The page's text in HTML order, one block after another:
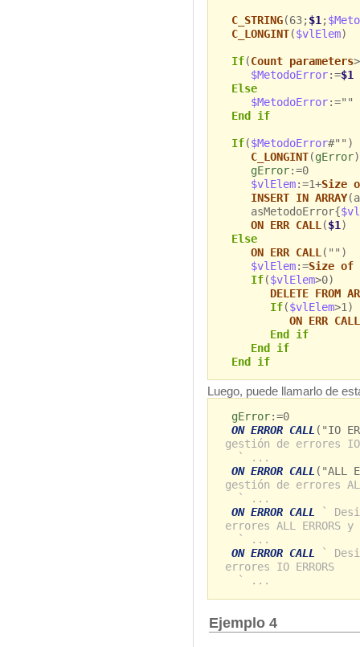
C_STRING(63;$1 ;
C_LONGINT($vlElem)
If(Count parameters
$MetodoError:=$1
Else
$MetodoError:=""
End if
If($MetodoError#"")
C_LONGINT(gError)
gError:=0
$vlElem:=1+Size
INSERT IN ARRAY
asMetodoError{
ON ERR CALL ($1 )
Else
ON ERR CALL ("")
$vlElem:=Size of
If($vlElem>0)
DELETE FROM
If($vlElem>1)
ON ERR CALL
End if
End if
End if
Luego, puede llamarlo de
gError:=0
ON ERROR CALL ("IO
gestión de errores IO
` ...
ON ERROR CALL ("ALL
gestión de errores ALL
` ...
ON ERROR CALL
`
errores ALL ERRORS
` ...
ON ERROR CALL
`
errores IO ERRORS
` ...
Ejemplo 4